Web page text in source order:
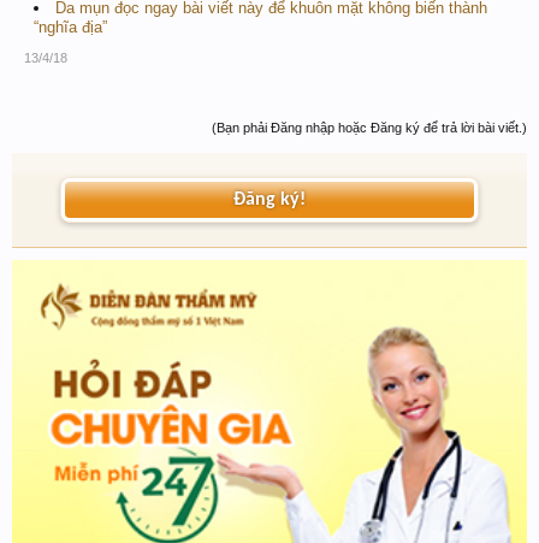
Da mụn đọc ngay bài viết này để khuôn mặt không biến thành
“nghĩa địa”
13/4/18
(Bạn phải Đăng nhập hoặc Đăng ký để trả lời bài viết.)
Đăng ký!